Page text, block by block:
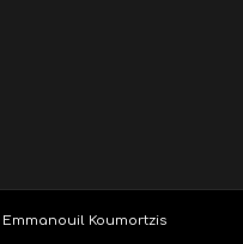
Emmanouil Koumortzis